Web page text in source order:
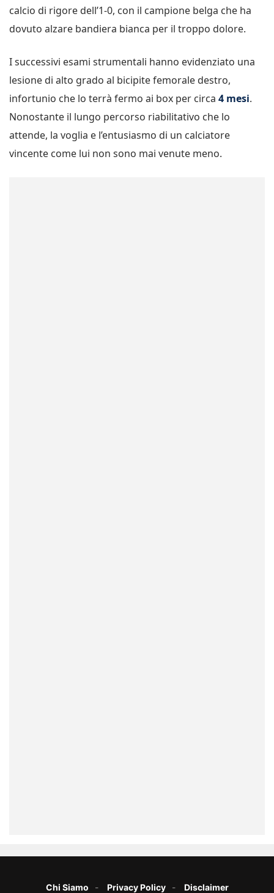
calcio di rigore dell’1-0, con il campione belga che ha
dovuto alzare bandiera bianca per il troppo dolore.
I successivi esami strumentali hanno evidenziato una
lesione di alto grado al bicipite femorale destro,
infortunio che lo terrà fermo ai box per circa 4 mesi.
Nonostante il lungo percorso riabilitativo che lo
attende, la voglia e l’entusiasmo di un calciatore
vincente come lui non sono mai venute meno.
Chi Siamo Privacy Policy Disclaimer